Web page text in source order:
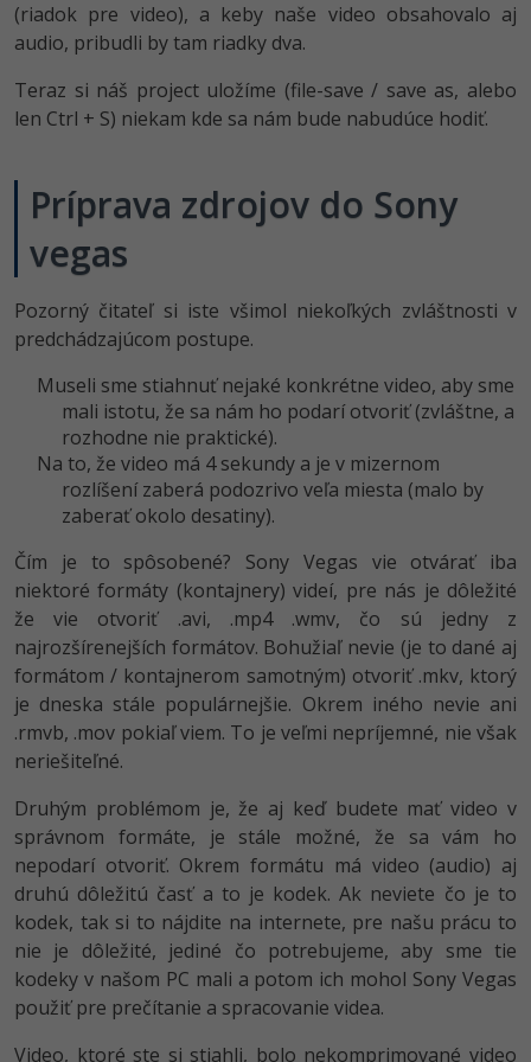
(riadok pre video), a keby naše video obsahovalo aj
audio, pribudli by tam riadky dva.
Teraz si náš project uložíme (file-save / save as, alebo
len Ctrl + S) niekam kde sa nám bude nabudúce hodiť.
Príprava zdrojov do Sony
vegas
Pozorný čitateľ si iste všimol niekoľkých zvláštnosti v
predchádzajúcom postupe.
Museli sme stiahnuť nejaké konkrétne video, aby sme
mali istotu, že sa nám ho podarí otvoriť (zvláštne, a
rozhodne nie praktické).
Na to, že video má 4 sekundy a je v mizernom
rozlíšení zaberá podozrivo veľa miesta (malo by
zaberať okolo desatiny).
Čím je to spôsobené? Sony Vegas vie otvárať iba
niektoré formáty (kontajnery) videí, pre nás je dôležité
že vie otvoriť .avi, .mp4 .wmv, čo sú jedny z
najrozšírenejších formátov. Bohužiaľ nevie (je to dané aj
formátom / kontajnerom samotným) otvoriť .mkv, ktorý
je dneska stále populárnejšie. Okrem iného nevie ani
.rmvb, .mov pokiaľ viem. To je veľmi nepríjemné, nie však
neriešiteľné.
Druhým problémom je, že aj keď budete mať video v
správnom formáte, je stále možné, že sa vám ho
nepodarí otvoriť. Okrem formátu má video (audio) aj
druhú dôležitú časť a to je kodek. Ak neviete čo je to
kodek, tak si to nájdite na internete, pre našu prácu to
nie je dôležité, jediné čo potrebujeme, aby sme tie
kodeky v našom PC mali a potom ich mohol Sony Vegas
použiť pre prečítanie a spracovanie videa.
Video, ktoré ste si stiahli, bolo nekomprimované video